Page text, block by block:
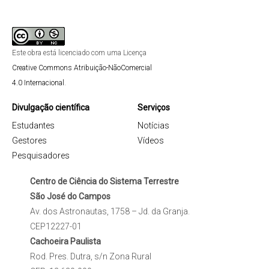
Este obra está licenciado com uma Licença
Creative Commons Atribuição-NãoComercial
4.0 Internacional .
Divulgação científica
Estudantes
Gestores
Pesquisadores
Serviços
Notícias
Vídeos
Centro de Ciência do Sistema Terrestre
São José do Campos
Av. dos Astronautas, 1758 – Jd. da Granja.
CEP12227-01
Cachoeira Paulista
Rod. Pres. Dutra, s/n Zona Rural